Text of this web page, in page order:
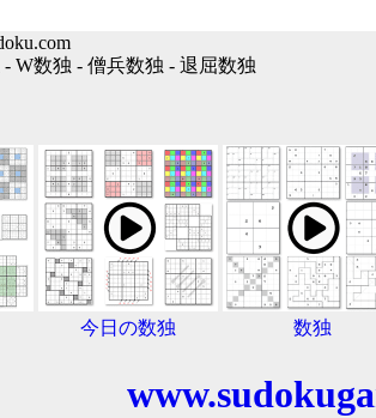
W数独 - 僧兵数独 - 退屈数独
今日の数独 数独